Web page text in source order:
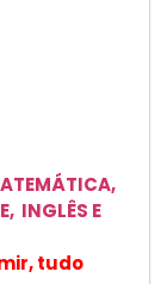
INGLÊS E
tudo